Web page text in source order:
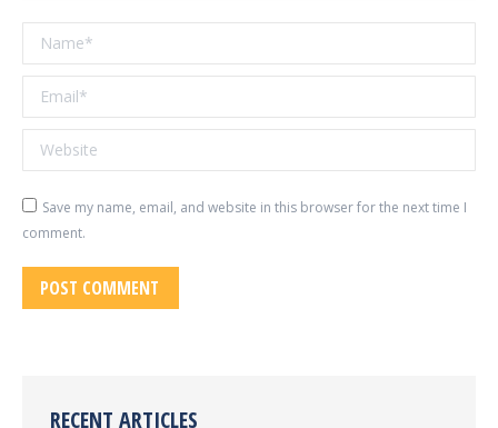
Name *
Email *
Website
Save my name, email, and website in this browser for the next time I
comment.
POST COMMENT
RECENT ARTICLES